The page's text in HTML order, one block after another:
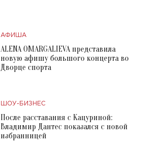
АФИША
ALENA OMARGALIEVA представила
новую афишу большого концерта во
Дворце спорта
ШОУ-БИЗНЕС
После расставания с Кацуриной:
Владимир Дантес показался с новой
избранницей